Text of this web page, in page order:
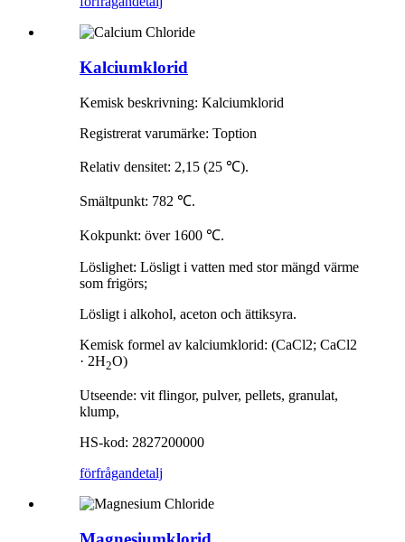
Kalciumklorid
Kemisk beskrivning: Kalciumklorid
Registrerat varumärke: Toption
Relativ densitet: 2,15 (25 ℃).
Smältpunkt: 782 ℃.
Kokpunkt: över 1600 ℃.
Löslighet: Lösligt i vatten med stor mängd värme
som frigörs;
Lösligt i alkohol, aceton och ättiksyra.
Kemisk formel av kalciumklorid: (CaCl2; CaCl2
· 2H2O)
Utseende: vit flingor, pulver, pellets, granulat,
klump,
HS-kod: 2827200000
förfrågandetalj